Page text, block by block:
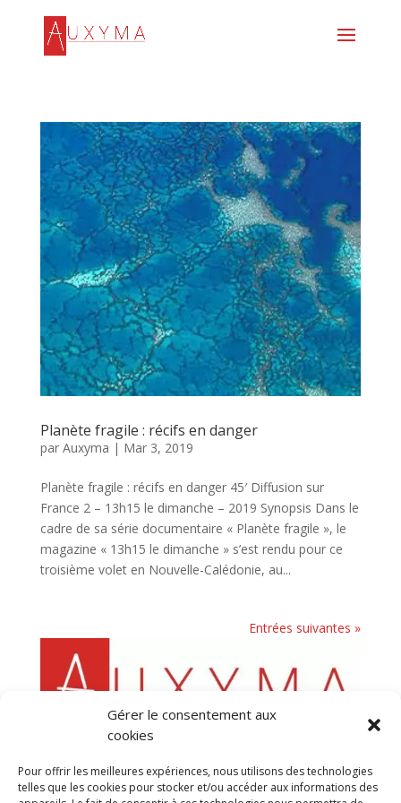
Gérer le consentement aux
cookies
Pour offrir les meilleures expériences, nous utilisons des technologies
telles que les cookies pour stocker et/ou accéder aux informations des
Planète fragile : récifs en danger
par Auxyma | Mar 3, 2019
Planète fragile : récifs en danger 45′ Diffusion sur
France 2 – 13h15 le dimanche – 2019 Synopsis Dans le
cadre de sa série documentaire « Planète fragile », le
magazine « 13h15 le dimanche » s’est rendu pour ce
troisième volet en Nouvelle-Calédonie, au...
Entrées suivantes »